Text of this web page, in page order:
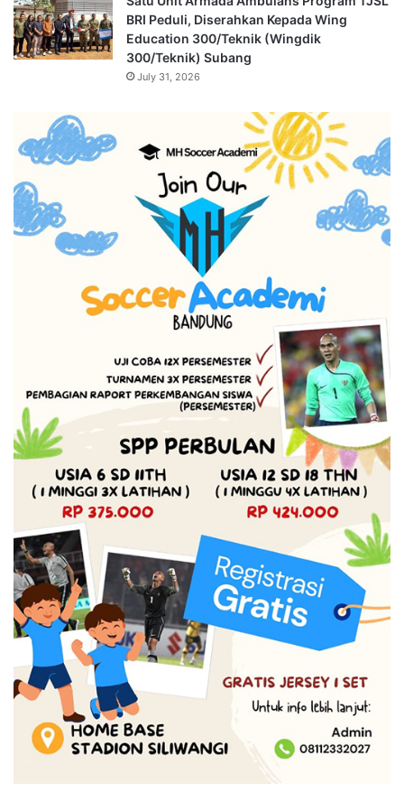
BRI Peduli, Diserahkan Kepada Wing
Education 300/Teknik (Wingdik
300/Teknik) Subang
July 31, 2026